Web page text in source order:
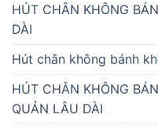
HÚT CHÂN KHÔNG
DÀI
Hút chân không bánh
HÚT CHÂN KHÔNG
QUẢN LÂU DÀI